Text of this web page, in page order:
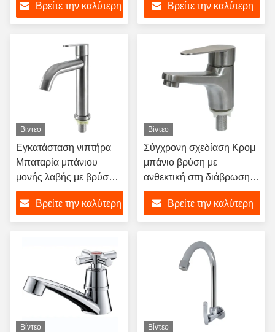
εγκατάσταση σε πάγκο
Βρείτε την καλύτερη
χρωματοποιημένο
φινίρισμα
Βρείτε την καλύτερη
Βίντεο
Εγκατάσταση νιπτήρα
Μπαταρία μπάνιου
μονής λαβής με βρύση
νερού από ανοξείδωτο
χάλυβα 304 για
μοντέρνο μπάνιο
Βρείτε την καλύτερη
Βίντεο
Σύγχρονη σχεδίαση Κρομ
μπάνιο βρύση με
ανθεκτική στη διάβρωση
μπρούντζι βρύση νερού
για νεροχύτες τουαλέτας
Βρείτε την καλύτερη
Βίντεο Βίντεο